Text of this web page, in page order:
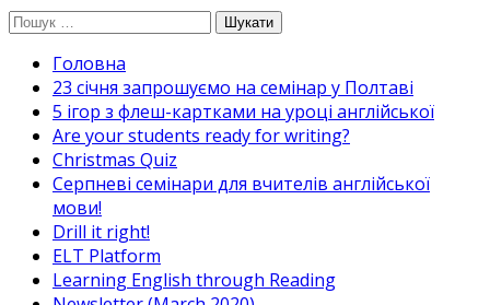
Перейти
вмісту
Пошук:
Головна
23 січня запрошуємо на семінар у Полтаві
5 ігор з флеш-картками на уроці англійської
Are your students ready for writing?
Christmas Quiz
Cерпневі семінари для вчителів англійської
мови!
Drill it right!
ELT Platform
Learning English through Reading